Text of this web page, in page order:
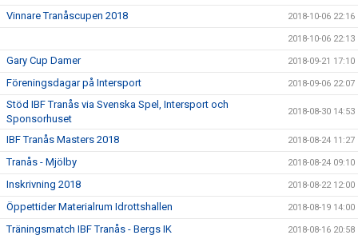
Vinnare Tranåscupen 2018 2018-10-06 22:16
2018-10-06 22:13
Gary Cup Damer 2018-09-21 17:10
Föreningsdagar på Intersport 2018-09-06 22:07
Stöd IBF Tranås via Svenska Spel, Intersport och
Sponsorhuset
2018-08-30 14:53
IBF Tranås Masters 2018 2018-08-24 11:27
Tranås - Mjölby 2018-08-24 09:10
Inskrivning 2018 2018-08-22 12:00
Öppettider Materialrum Idrottshallen 2018-08-19 14:00
Träningsmatch IBF Tranås - Bergs IK 2018-08-16 20:58